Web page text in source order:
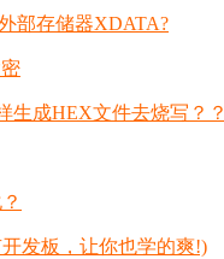
部存储器XDATA?
生成HEX文件去烧写？？
发板，让你也学的爽!)